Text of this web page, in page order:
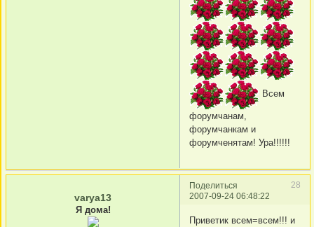
Всем
форумчанам,
форумчанкам и
форумченятам! Ура!!!!!!
Поделиться
28
2007-09-24 06:48:22
varya13
Я дома!
Приветик всем=всем!!! и